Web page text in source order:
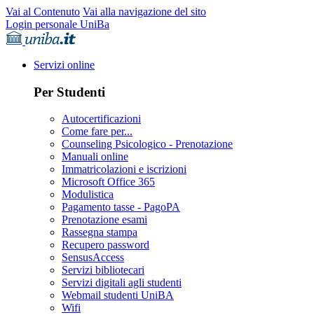
Vai al Contenuto Vai alla navigazione del sito
Login personale UniBa
Servizi online
Per Studenti
Autocertificazioni
Come fare per...
Counseling Psicologico - Prenotazione
Manuali online
Immatricolazioni e iscrizioni
Microsoft Office 365
Modulistica
Pagamento tasse - PagoPA
Prenotazione esami
Rassegna stampa
Recupero password
SensusAccess
Servizi bibliotecari
Servizi digitali agli studenti
Webmail studenti UniBA
Wifi